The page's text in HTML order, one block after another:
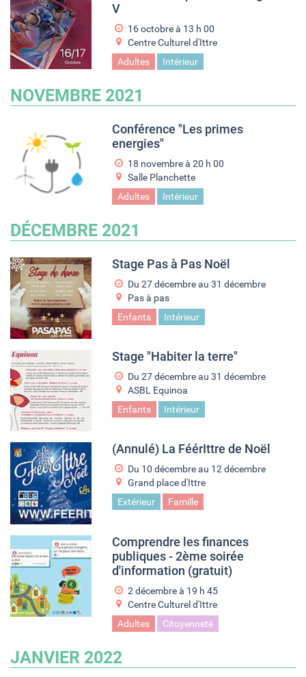
V
16 octobre à 13 h 00
Centre Culturel d'Ittre
Adultes
Intérieur
NOVEMBRE 2021
Conférence "Les primes
energies"
18 novembre à 20 h 00
Salle Planchette
Adultes
Intérieur
DÉCEMBRE 2021
Stage Pas à Pas Noël
Du 27 décembre au 31 décembre
Pas à pas
Enfants
Intérieur
Stage "Habiter la terre"
Du 27 décembre au 31 décembre
ASBL Equinoa
Enfants
Intérieur
(Annulé) La FéérIttre de Noël
Du 10 décembre au 12 décembre
Grand place d'Ittre
Extérieur
Famille
Comprendre les finances
publiques - 2ème soirée
d'information (gratuit)
2 décembre à 19 h 45
Centre Culturel d'Ittre
Adultes
Citoyenneté
JANVIER 2022